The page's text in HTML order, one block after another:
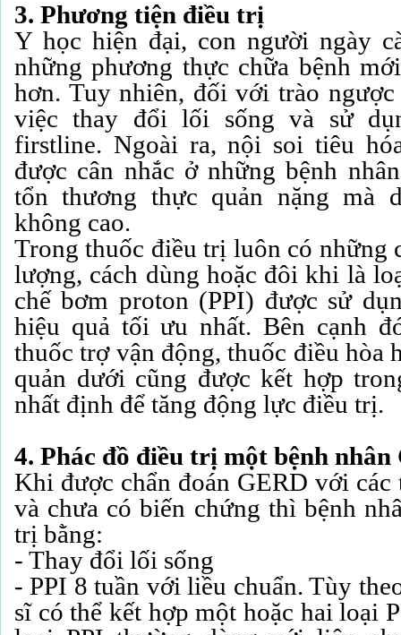
3. Phương tiện điều trị
Y học hiện đại, con người ngày
những phương thực chữa bệnh
hơn. Tuy nhiên, đối với trào
việc thay đổi lối sống và sử
firstline. Ngoài ra, nội soi tiêu
được cân nhắc ở những bệnh
tổn thương thực quản nặng mà
không cao.
Trong thuốc điều trị luôn có những
lượng, cách dùng hoặc đôi khi là
chế bơm proton (PPI) được sử
hiệu quả tối ưu nhất. Bên cạnh
thuốc trợ vận động, thuốc điều hòa
quản dưới cũng được kết hợp
nhất định để tăng động lực điều trị.
4. Phác đồ điều trị một bệnh nhân
Khi được chẩn đoán GERD với
và chưa có biến chứng thì bệnh
trị bằng:
- Thay đổi lối sống
- PPI 8 tuần với liều chuẩn. Tùy
sĩ có thể kết hợp một hoặc hai loại